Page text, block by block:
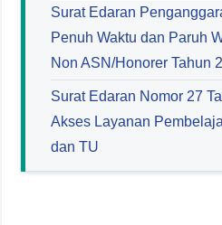
Surat Edaran
Penuh Waktu dan Paruh
Non ASN/Honorer Tahun
Surat Edaran Nomor 27
Akses Layanan
dan TU